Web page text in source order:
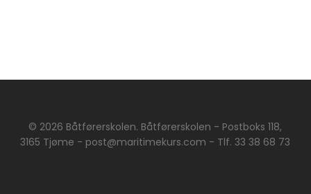
© 2026 Båtførerskolen. Båtførerskolen - Postboks 118,
3165 Tjøme - post@maritimekurs.com - Tlf. 33 38 68 73